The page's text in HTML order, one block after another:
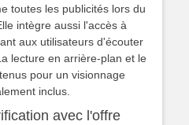
toutes les publicités lors du
intègre aussi l'accès à
aux utilisateurs d'écouter
lecture en arrière-plan et le
pour un visionnage
inclus.
avec l'offre